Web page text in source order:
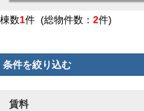
棟数1件 (総物件数： 2件)
条件を絞り込む
賃料